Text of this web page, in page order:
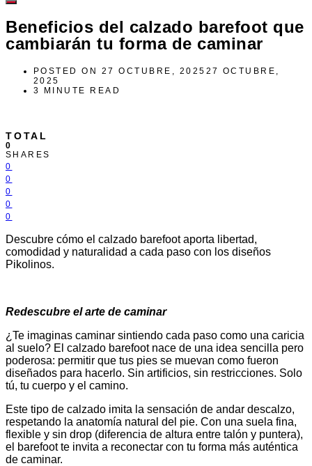
Beneficios del calzado barefoot que
cambiarán tu forma de caminar
POSTED ON 27 OCTUBRE, 2025 27 OCTUBRE,
2025
3 MINUTE READ
TOTAL
0
SHARES
0
0
0
0
0
Descubre cómo el calzado barefoot aporta libertad,
comodidad y naturalidad a cada paso con los diseños
Pikolinos.
Redescubre el arte de caminar
¿Te imaginas caminar sintiendo cada paso como una caricia
al suelo? El calzado barefoot nace de una idea sencilla pero
poderosa: permitir que tus pies se muevan como fueron
diseñados para hacerlo. Sin artificios, sin restricciones. Solo
tú, tu cuerpo y el camino.
Este tipo de calzado imita la sensación de andar descalzo,
respetando la anatomía natural del pie. Con una suela fina,
flexible y sin drop (diferencia de altura entre talón y puntera),
el barefoot te invita a reconectar con tu forma más auténtica
de caminar.